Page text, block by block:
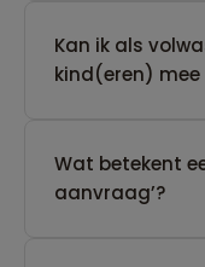
Kan ik als
kind(eren)
Wat betekent
aanvraag’?